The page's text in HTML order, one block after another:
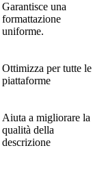
Garantisce una
formattazione
uniforme.
Ottimizza per tutte le
piattaforme
Aiuta a migliorare la
qualità della
descrizione